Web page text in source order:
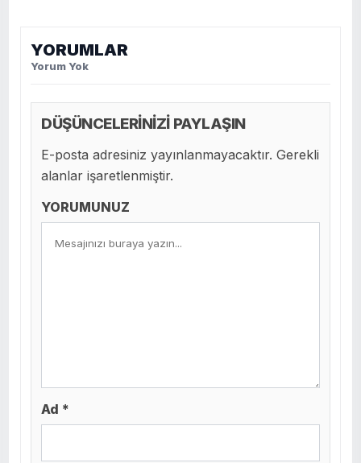
YORUMLAR
Yorum Yok
DÜŞÜNCELERİNİZİ PAYLAŞIN
E-posta adresiniz yayınlanmayacaktır. Gerekli
alanlar işaretlenmiştir.
YORUMUNUZ
Ad *